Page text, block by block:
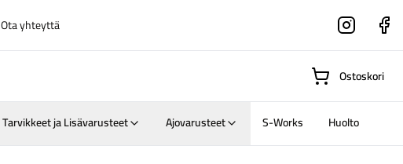
Ota yhteyttä Instagram
Suositut osastot
Ostoskori
Tarvikkeet ja Lisävarusteet Ajovarusteet S-Works Huolto